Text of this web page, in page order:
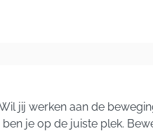
jij werken aan de
je op de juiste plek.